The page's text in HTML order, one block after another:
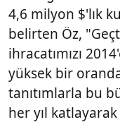
4,6 milyon $'lık
belirten Öz,
ihracatımızı
yüksek bir oranda
tanıtımlarla bu
her yıl